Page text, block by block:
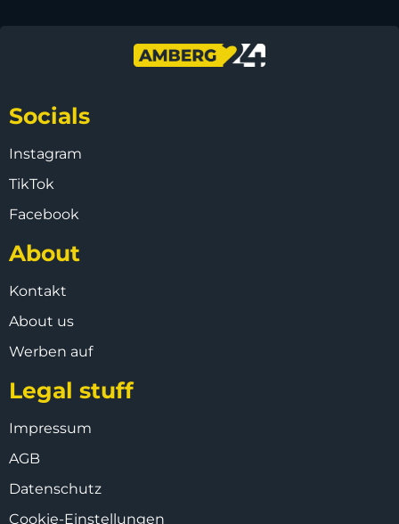
Socials
Instagram
TikTok
Facebook
About
Kontakt
About us
Werben auf
Legal stuff
Impressum
AGB
Datenschutz
Cookie-Einstellungen